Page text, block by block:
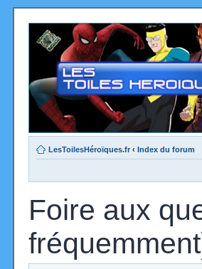
LesToilesHéroïques.fr ‹ Index du forum
Foire aux